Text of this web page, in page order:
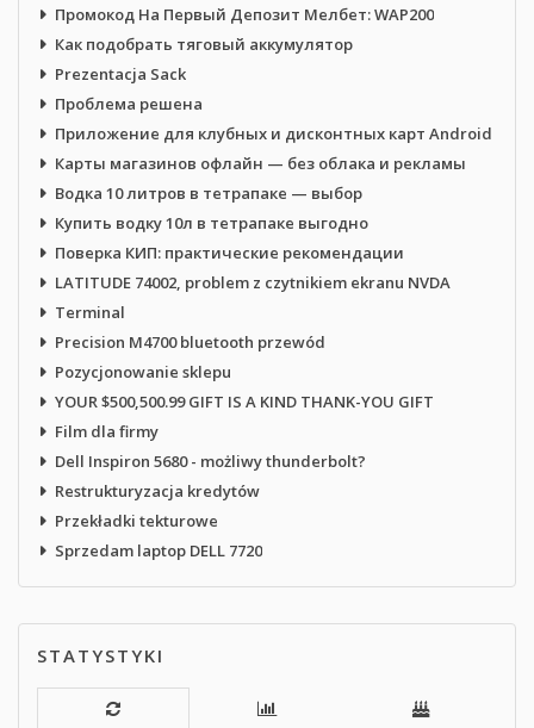
Промокод На Первый Депозит Мелбет: WAP200
Как подобрать тяговый аккумулятор
Prezentacja Sack
Проблема решена
Приложение для клубных и дисконтных карт Android
Карты магазинов офлайн — без облака и рекламы
Водка 10 литров в тетрапаке — выбор
Купить водку 10л в тетрапаке выгодно
Поверка КИП: практические рекомендации
LATITUDE 74002, problem z czytnikiem ekranu NVDA
Terminal
Precision M4700 bluetooth przewód
Pozycjonowanie sklepu
YOUR $500,500.99 GIFT IS A KIND THANK-YOU GIFT
Film dla firmy
Dell Inspiron 5680 - możliwy thunderbolt?
Restrukturyzacja kredytów
Przekładki tekturowe
Sprzedam laptop DELL 7720
STATYSTYKI